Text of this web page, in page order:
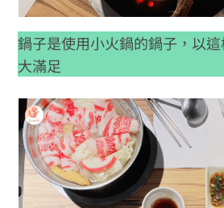
鍋子是使用小火鍋的鍋子，以
大滿足